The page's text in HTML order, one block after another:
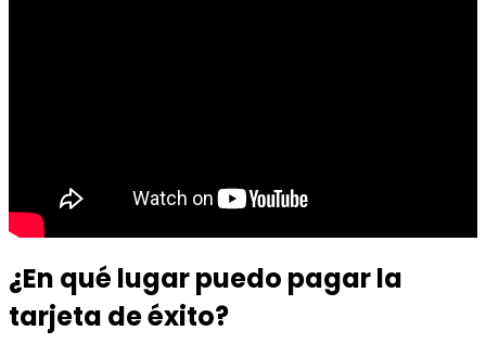
¿En qué lugar puedo pagar la
tarjeta de éxito?